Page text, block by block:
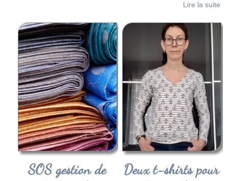
Lire la suite
SOS gestion de
Deux t-shirts pour